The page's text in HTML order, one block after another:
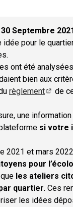
Septembre
idée pour le
ont été
bien aux
règlement
de
une
si votre
2021 et mars
pour
les ateliers
quartier. Ces
les idées